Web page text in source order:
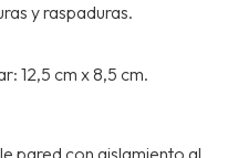
y raspaduras.
12,5 cm x 8,5 cm.